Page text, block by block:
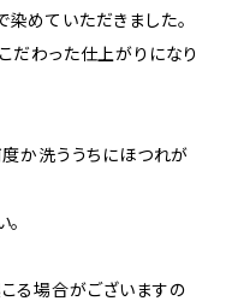
めていただきました。
だわった仕上がりになり
か洗ううちにほつれが
る場合がございますの